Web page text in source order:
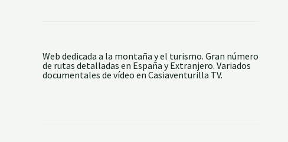
Web dedicada a la montaña y el turismo. Gran número
de rutas detalladas en España y Extranjero. Variados
documentales de vídeo en Casiaventurilla TV.